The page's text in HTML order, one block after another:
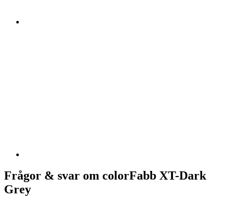
Frågor & svar om colorFabb XT-Dark
Grey